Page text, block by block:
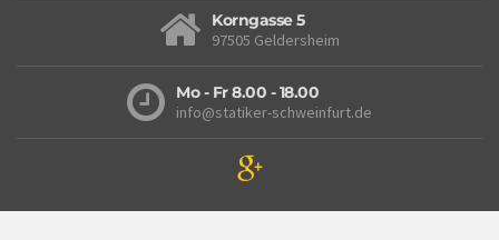
Korngasse 5
97505 Geldersheim
Mo - Fr 8.00 - 18.00
info@statiker-schweinfurt.de